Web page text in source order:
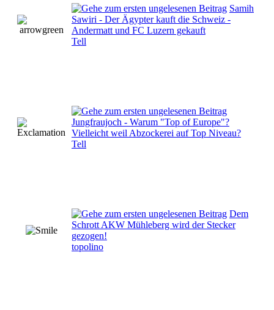
Samih
Sawiri - Der Ägypter kauft die Schweiz -
Andermatt und FC Luzern gekauft
Tell
Jungfraujoch - Warum "Top of Europe"?
Vielleicht weil Abzockerei auf Top Niveau?
Tell
Dem
Schrott AKW Mühleberg wird der Stecker
gezogen!
topolino